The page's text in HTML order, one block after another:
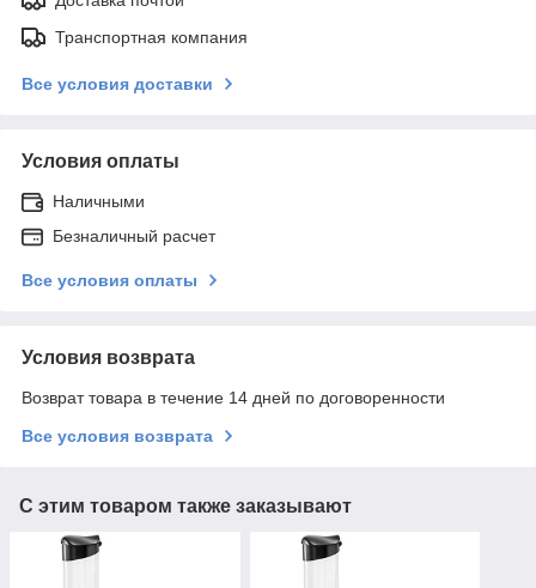
Транспортная компания
Все условия доставки
Условия оплаты
Наличными
Безналичный расчет
Все условия оплаты
Условия возврата
Возврат товара в течение 14 дней по договоренности
Все условия возврата
С этим товаром также заказывают